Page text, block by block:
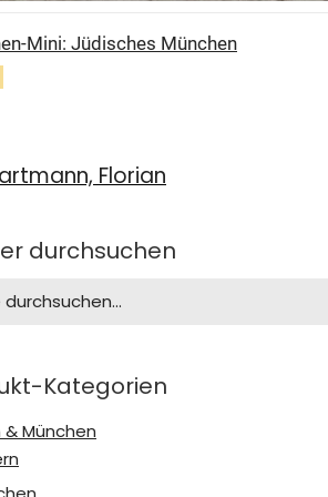
Mini: Jüdisches München
Florian
durchsuchen
Kategorien
& München